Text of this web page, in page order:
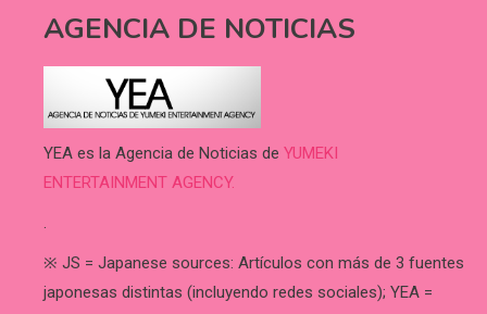
AGENCIA DE NOTICIAS
YEA es la Agencia de Noticias de YUMEKI
ENTERTAINMENT AGENCY.
.
※ JS = Japanese sources: Artículos con más de 3 fuentes
japonesas distintas (incluyendo redes sociales); YEA =